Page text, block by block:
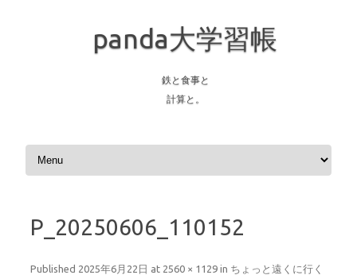
panda大学習帳
鉄と食事と
計算と。
Skip to content
P_20250606_110152
Published 2025年6月22日 at 2560 × 1129 in ちょっと遠くに行く